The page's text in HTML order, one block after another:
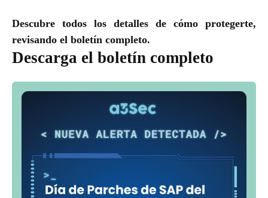
Descubre todos los detalles de cómo protegerte,
revisando el boletín completo.
Descarga el boletín completo